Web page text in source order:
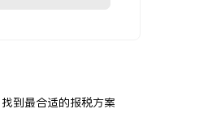
到最合适的报税方案